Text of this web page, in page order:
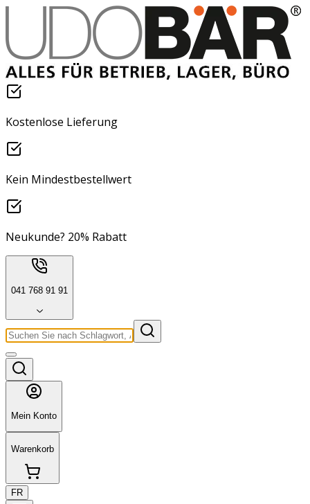
Kostenlose Lieferung
Kein Mindestbestellwert
Neukunde? 20% Rabatt
041 768 91 91
Mein Konto
Warenkorb
FR